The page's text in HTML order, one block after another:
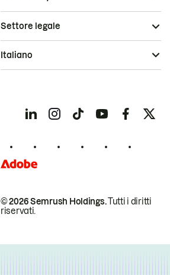
© 2026 Semrush Holdings.Tutti i diritti
riservati.
Settore legale
Italiano